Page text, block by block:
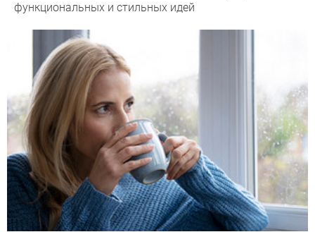
функциональных и стильных идей